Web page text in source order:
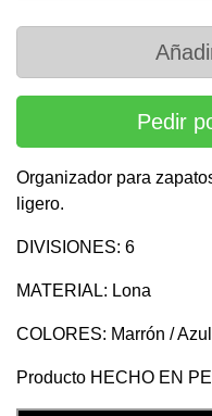
Pedir
Organizador para
ligero.
DIVISIONES: 6
MATERIAL: Lona
COLORES: Marrón /
Producto HECHO EN